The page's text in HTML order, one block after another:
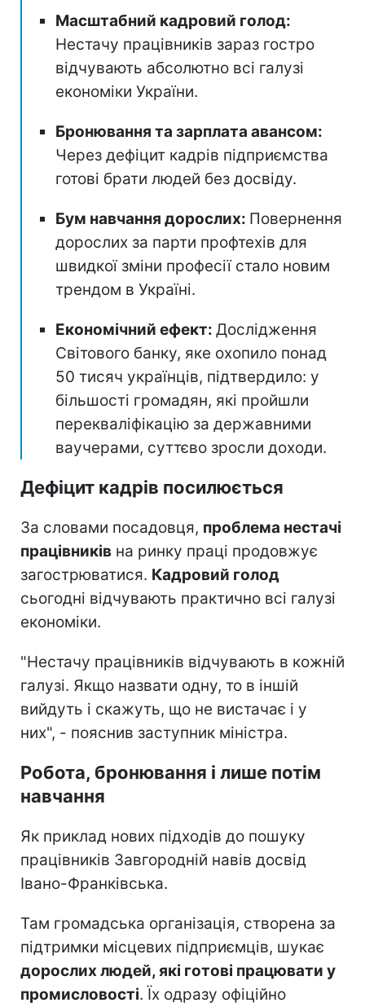
Масштабний кадровий голод:
Нестачу працівників зараз гостро
відчувають абсолютно всі галузі
економіки України.
Бронювання та зарплата авансом:
Через дефіцит кадрів підприємства
готові брати людей без досвіду.
Бум навчання дорослих: Повернення
дорослих за парти профтехів для
швидкої зміни професії стало новим
трендом в Україні.
Економічний ефект: Дослідження
Світового банку, яке охопило понад
50 тисяч українців, підтвердило: у
більшості громадян, які пройшли
перекваліфікацію за державними
ваучерами, суттєво зросли доходи.
Дефіцит кадрів посилюється
За словами посадовця, проблема нестачі
працівників на ринку праці продовжує
загострюватися. Кадровий голод
сьогодні відчувають практично всі галузі
економіки.
"Нестачу працівників відчувають в кожній
галузі. Якщо назвати одну, то в іншій
вийдуть і скажуть, що не вистачає і у
них", - пояснив заступник міністра.
Робота, бронювання і лише потім
навчання
Як приклад нових підходів до пошуку
працівників Завгородній навів досвід
Івано-Франківська.
Там громадська організація, створена за
підтримки місцевих підприємців, шукає
дорослих людей, які готові працювати у
промисловості. Їх одразу офіційно